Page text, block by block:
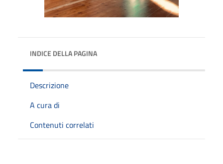
INDICE DELLA PAGINA
Descrizione
A cura di
Contenuti correlati